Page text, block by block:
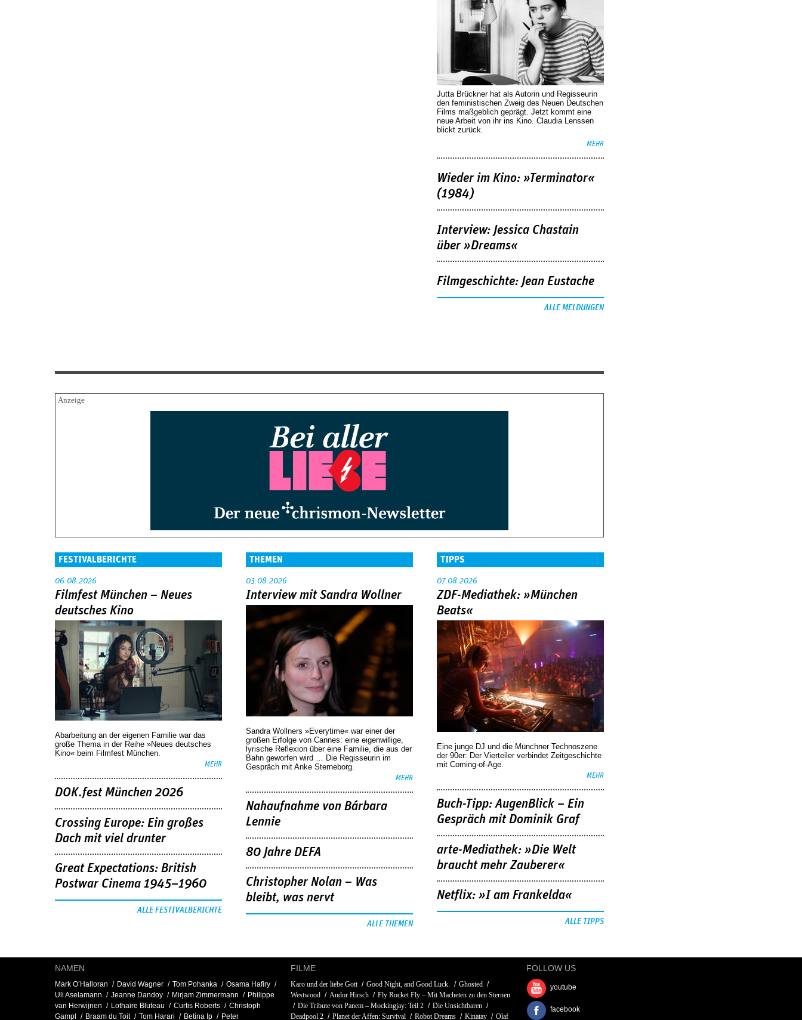
Jutta Brückner hat als Autorin und Regisseurin
den feministischen Zweig des Neuen Deutschen
Films maßgeblich geprägt. Jetzt kommt eine
neue Arbeit von ihr ins Kino. Claudia Lenssen
blickt zurück.
MEHR
Wieder im Kino: »Terminator«
(1984)
Interview: Jessica Chastain
über »Dreams«
Filmgeschichte: Jean Eustache
ALLE MELDUNGEN
FESTIVALBERICHTE
06.08.2026
Filmfest München – Neues
deutsches Kino
Abarbeitung an der eigenen Familie war das
große Thema in der Reihe »Neues deutsches
Kino« beim Filmfest München.
MEHR
DOK.fest München 2026
Crossing Europe: Ein großes
Dach mit viel drunter
Great Expectations: British
Postwar Cinema 1945–1960
ALLE FESTIVALBERICHTE
THEMEN
03.08.2026
Interview mit Sandra Wollner
Sandra Wollners »Everytime« war einer der
großen Erfolge von Cannes: eine eigenwillige,
lyrische Reflexion über eine ­Familie, die aus der
Bahn geworfen wird … Die Regisseurin im
Gespräch mit Anke Sterneborg.
MEHR
Nahaufnahme von Bárbara
Lennie
80 Jahre DEFA
Christopher Nolan – Was
bleibt, was nervt
ALLE THEMEN
TIPPS
07.08.2026
ZDF-Mediathek: »München
Beats«
Eine junge DJ und die Münchner Technoszene
der 90er: Der Vierteiler verbindet Zeitgeschichte
mit Coming-of-Age.
MEHR
Buch-Tipp: AugenBlick – Ein
Gespräch mit Dominik Graf
arte-Mediathek: »Die Welt
braucht mehr Zauberer«
Netflix: »I am Frankelda«
ALLE TIPPS
NAMEN
Mark OʼHalloran David Wagner Tom Pohanka
Osama Hafiry
Uli Aselamann
Jeanne Dandoy Mirjam Zimmermann
Philippe
van Herwijnen
Lothaire Bluteau Curtis Roberts
Christoph
Gampl
Braam du Toit Tom Harari Betina Ip Peter
FILME
Karo und der liebe Gott Good Night, and Good Luck.
Ghosted
Westwood
Andor Hirsch
Fly Rocket Fly – Mit Macheten zu den Sternen
Die Tribute von Panem – Mockingjay: Teil 2
Die Unsichtbaren
Deadpool 2
Planet der Affen: Survival Robot Dreams Kinatay Olaf
FOLLOW US
youtube
facebook